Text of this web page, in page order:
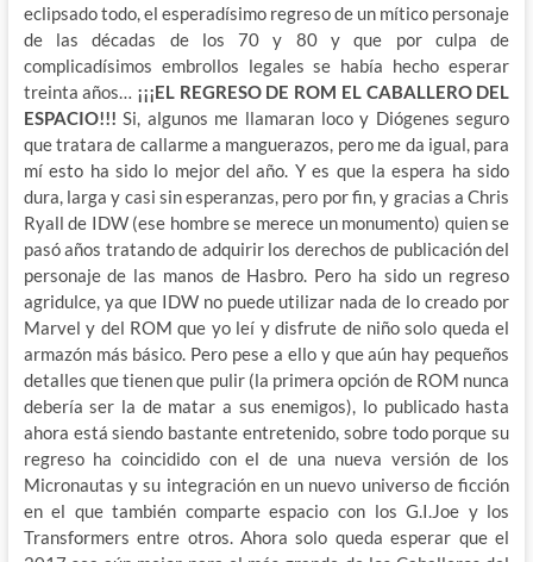
eclipsado todo, el esperadísimo regreso de un mítico personaje
de las décadas de los 70 y 80 y que por culpa de
complicadísimos embrollos legales se había hecho esperar
treinta años… ¡¡¡EL REGRESO DE ROM EL CABALLERO DEL
ESPACIO!!! Si, algunos me llamaran loco y Diógenes seguro
que tratara de callarme a manguerazos, pero me da igual, para
mí esto ha sido lo mejor del año. Y es que la espera ha sido
dura, larga y casi sin esperanzas, pero por fin, y gracias a Chris
Ryall de IDW (ese hombre se merece un monumento) quien se
pasó años tratando de adquirir los derechos de publicación del
personaje de las manos de Hasbro. Pero ha sido un regreso
agridulce, ya que IDW no puede utilizar nada de lo creado por
Marvel y del ROM que yo leí y disfrute de niño solo queda el
armazón más básico. Pero pese a ello y que aún hay pequeños
detalles que tienen que pulir (la primera opción de ROM nunca
debería ser la de matar a sus enemigos), lo publicado hasta
ahora está siendo bastante entretenido, sobre todo porque su
regreso ha coincidido con el de una nueva versión de los
Micronautas y su integración en un nuevo universo de ficción
en el que también comparte espacio con los G.I.Joe y los
Transformers entre otros. Ahora solo queda esperar que el